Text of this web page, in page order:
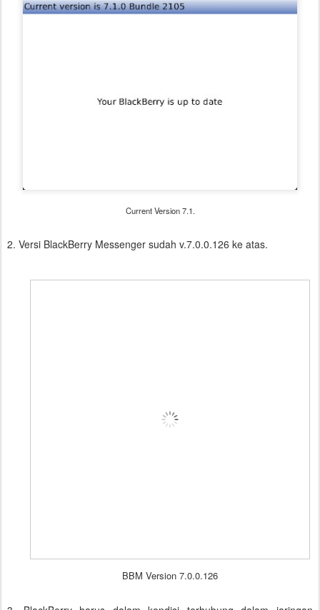
Current Version 7.1.
2. Versi BlackBerry Messenger sudah v.7.0.0.126 ke atas.
BBM Version 7.0.0.126